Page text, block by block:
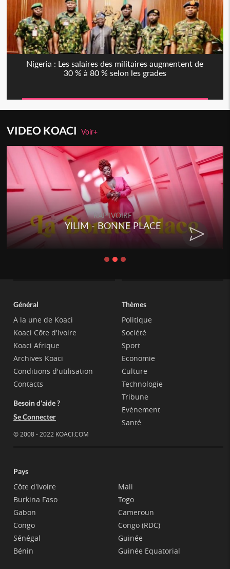
Nigeria : Les salaires des militaires augmentent de
30 % à 80 % selon les grades
VIDEO KOACIVoir+
RAP IVOIRE
YILIM - BONNE PLACE
Général
A la une de Koaci
Koaci Côte d'Ivoire
Koaci Afrique
Archives Koaci
Conditions d'utilisation
Contacts
Besoin d'aide ?
Se Connecter
© 2008 - 2022 KOACI.COM
Thèmes
Politique
Société
Sport
Economie
Culture
Technologie
Tribune
Evènement
Santé
Pays
Côte d'Ivoire
Burkina Faso
Gabon
Congo
Sénégal
Bénin
Mali
Togo
Cameroun
Congo (RDC)
Guinée
Guinée Equatorial